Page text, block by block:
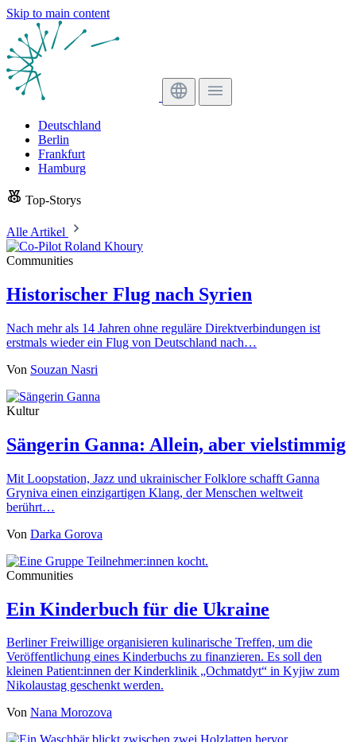
Skip to main content
Deutschland
Berlin
Frankfurt
Hamburg
Top-Storys
Alle Artikel
Communities
Historischer Flug nach Syrien
Nach mehr als 14 Jahren ohne reguläre Direktverbindungen ist
erstmals wieder ein Flug von Deutschland nach…
Von Souzan Nasri
Kultur
Sängerin Ganna: Allein, aber vielstimmig
Mit Loopstation, Jazz und ukrainischer Folklore schafft Ganna
Gryniva einen einzigartigen Klang, der Menschen weltweit
berührt…
Von Darka Gorova
Communities
Ein Kinderbuch für die Ukraine
Berliner Freiwillige organisieren kulinarische Treffen, um die
Veröffentlichung eines Kinderbuchs zu finanzieren. Es soll den
kleinen Patient:innen der Kinderklinik „Ochmatdyt“ in Kyjiw zum
Nikolaustag geschenkt werden.
Von Nana Morozova